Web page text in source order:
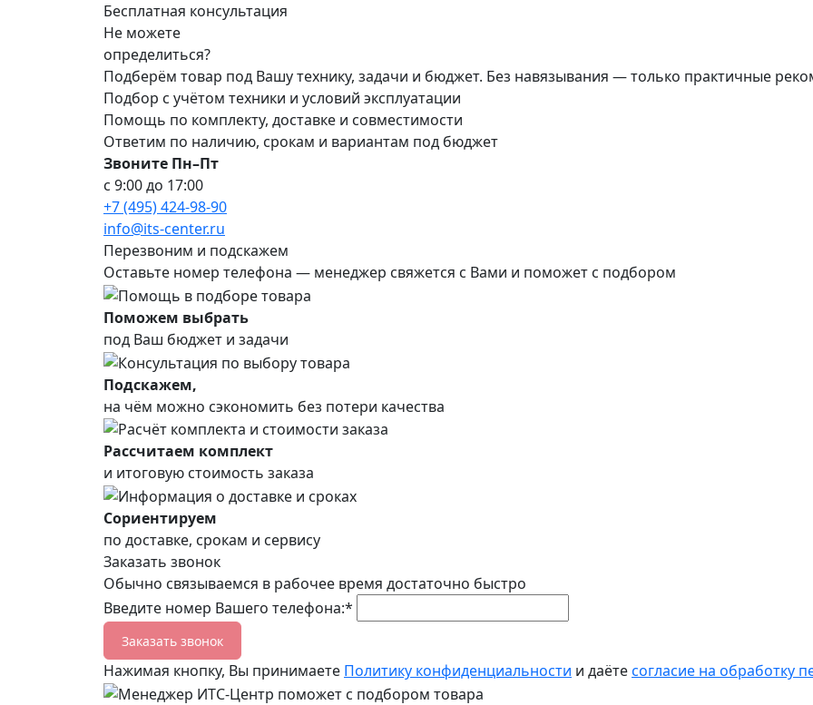
Бесплатная консультация
Не можете
определиться?
Подберём товар под Вашу технику, задачи и бюджет. Без навязывания — только практичные
Подбор с учётом техники и условий эксплуатации
Помощь по комплекту, доставке и совместимости
Ответим по наличию, срокам и вариантам под бюджет
Звоните Пн–Пт
с 9:00 до 17:00
+7 (495) 424-98-90
info@its-center.ru
Перезвоним и подскажем
Оставьте номер телефона — менеджер свяжется с Вами и поможет с подбором
Поможем выбрать
под Ваш бюджет и задачи
Подскажем,
на чём можно сэкономить без потери качества
Рассчитаем комплект
и итоговую стоимость заказа
Сориентируем
по доставке, срокам и сервису
Заказать звонок
Обычно связываемся в рабочее время достаточно быстро
Введите номер Вашего телефона:*
Заказать звонок
Нажимая кнопку, Вы принимаете Политику конфиденциальности и даётесогласие на обработку